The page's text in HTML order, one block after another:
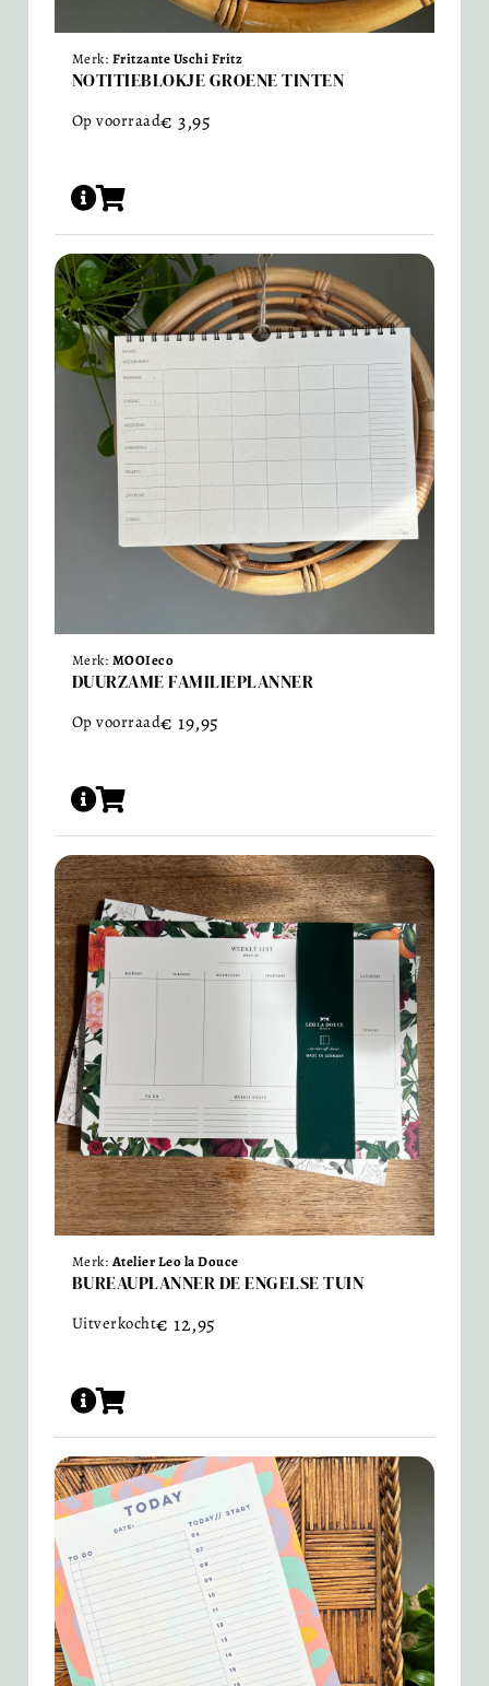
Merk: Fritzante Uschi Fritz
NOTITIEBLOKJE GROENE TINTEN
Op voorraad€ 3,95
Merk: MOOIeco
DUURZAME FAMILIEPLANNER
Op voorraad€ 19,95
Merk: Atelier Leo la Douce
BUREAUPLANNER DE ENGELSE TUIN
Uitverkocht€ 12,95